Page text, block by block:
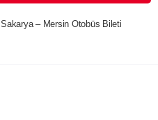
Sakarya – Mersin Otobüs Bileti